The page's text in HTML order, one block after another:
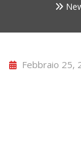
Febbraio 25,